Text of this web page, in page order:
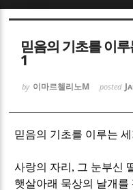
믿음의 기초를 이
1
by 이마르첼리노M posted
믿음의 기초를 이루는
사랑의 자리 , 그 눈부신
햇살아래 묵상의 날개를